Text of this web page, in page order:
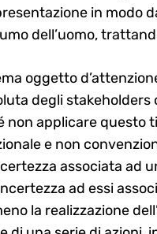
in modo
dell’uomo,
oggetto
degli
non applicare questo
e non
associata ad
ad essi
la realizzazione